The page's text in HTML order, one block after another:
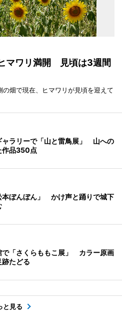
マワリ満開 見頃は3週間
畑で現在、ヒマワリが見頃を迎えて
ャラリーで「山と雷鳥展」 山への
作品350点
本ぼんぼん」 かけ声と踊りで城下
で「さくらももこ展」 カラー原画
たどる
と見る